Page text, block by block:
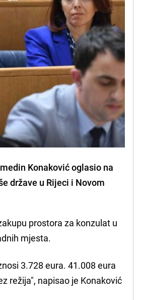
Konaković oglasio na
države u Rijeci i Novom
prostora za konzulat u
mjesta.
3.728 eura. 41.008 eura
režija", napisao je Konaković